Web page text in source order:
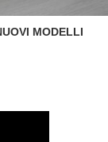
MODELLI